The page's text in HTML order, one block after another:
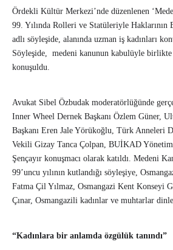
Ördekli Kültür Merkezi’nde düzenlenen
99. Yılında Rolleri ve Statüleriyle Haklarının
adlı söyleşide, alanında uzman iş kadınları
Söyleşide, medeni kanunun kabulüyle birlikte
konuşuldu.
Avukat Sibel Özbudak moderatörlüğünde
Inner Wheel Dernek Başkanı Özlem Güner,
Başkanı Eren Jale Yörükoğlu, Türk Anneleri
Vekili Gizay Tanca Çolpan, BUİKAD Yönetim
Şençayır konuşmacı olarak katıldı. Medeni
99’uncu yılının kutlandığı söyleşiye,
Fatma Çil Yılmaz, Osmangazi Kent Konseyi
Çınar, Osmangazili kadınlar ve muhtarlar
“Kadınlara bir anlamda özgülük tanındı”